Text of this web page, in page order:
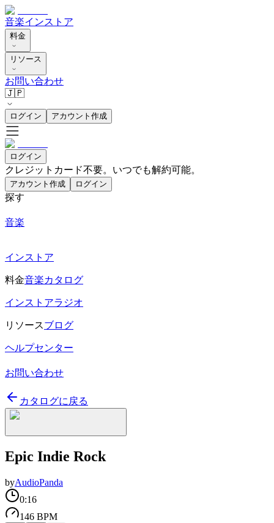
音楽インストア
料金
リソース
お問い合わせ
🇯🇵
ログイン アカウント作成
ログイン
クレジットカード不要。いつでも解約可能。
アカウント作成 ログイン
探す
音楽
インストア
料金音楽カタログ
インストアラジオ
リソースブログ
ヘルプセンター
お問い合わせ
カタログに戻る
Epic Indie Rock
byAudioPanda
0:16
146 BPM